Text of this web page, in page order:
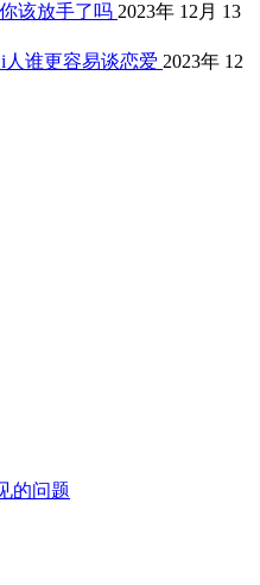
该放手了吗 2023年 12月 13
人谁更容易谈恋爱 2023年 12
的问题